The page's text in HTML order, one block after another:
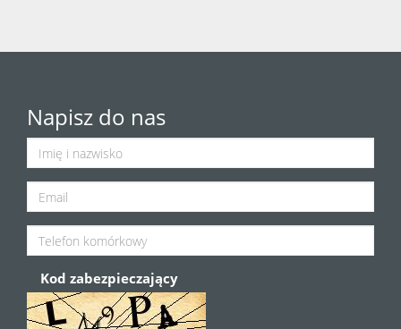
Napisz do nas
Kod zabezpieczający